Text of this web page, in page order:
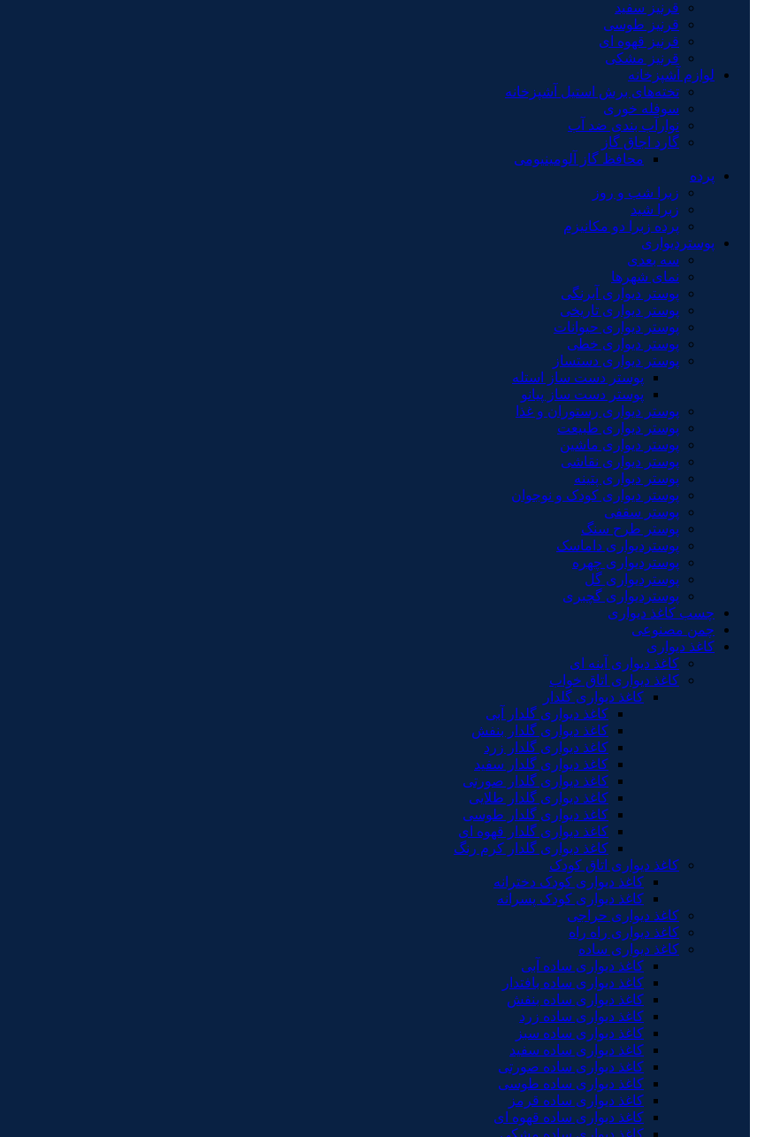
قرنیز سفید
قرنیز طوسی
قرنیز قهوه ای
قرنیز مشکی
لوازم آشپزخانه
تخته‌های برش استیل آشپزخانه
سوفله خوری
نوارآب بندی ضد آب
گارد اجاق گاز
محافظ گاز آلومینیومی
پرده
زبرا شب و روز
زبرا شید
پرده زبرا دو مکانیزم
پوستردیواری
سه بعدی
نمای شهرها
پوستر دیواری آبرنگی
پوستر دیواری تاریخی
پوستر دیواری حیوانات
پوستر دیواری خطی
پوستر دیواری دستساز
پوستر دست ساز استله
پوستر دست ساز پیانو
پوستر دیواری رستوران و غذا
پوستر دیواری طبیعت
پوستر دیواری ماشین
پوستر دیواری نقاشی
پوستر دیواری پتینه
پوستر دیواری کودک و نوجوان
پوستر سقفی
پوستر طرح سنگ
پوستردیواری داماسک
پوستردیواری چهره
پوستردیواری گل
پوستردیواری گچبری
چسب کاغذ دیواری
چمن مصنوعی
کاغذ دیواری
کاغذ دیواری آینه ای
کاغذ دیواری اتاق خواب
کاغذ دیواری گلدار
کاغذ دیواری گلدار آبی
کاغذ دیواری گلدار بنفش
کاغذ دیواری گلدار زرد
کاغذ دیواری گلدار سفید
کاغذ دیواری گلدار صورتی
کاغذ دیواری گلدار طلایی
کاغذ دیواری گلدار طوسی
کاغذ دیواری گلدار قهوه ای
کاغذ دیواری گلدار کرم رنگ
کاغذ دیواری اتاق کودک
کاغذ دیواری کودک دخترانه
کاغذ دیواری کودک پسرانه
کاغذ دیواری حراجی
کاغذ دیواری راه راه
کاغذ دیواری ساده
کاغذ دیواری ساده آبی
کاغذ دیواری ساده بافتدار
کاغذ دیواری ساده بنفش
کاغذ دیواری ساده زرد
کاغذ دیواری ساده سبز
کاغذ دیواری ساده سفید
کاغذ دیواری ساده صورتی
کاغذ دیواری ساده طوسی
کاغذ دیواری ساده قرمز
کاغذ دیواری ساده قهوه ای
کاغذ دیواری ساده مشکی